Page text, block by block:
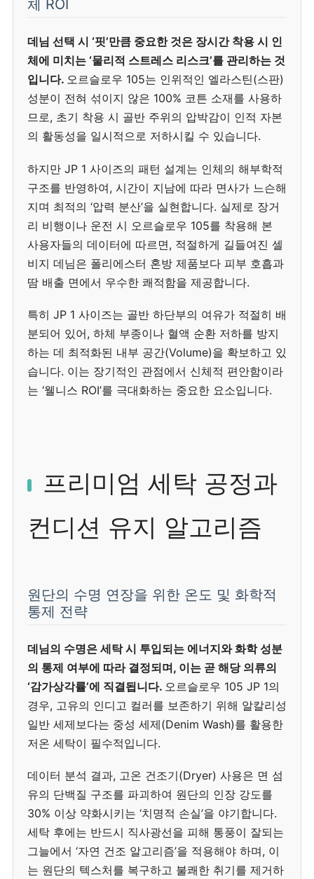
체 ROI
데님 선택 시 ‘핏’만큼 중요한 것은 장시간 착용 시 인
체에 미치는 ‘물리적 스트레스 리스크’를 관리하는 것
입니다. 오르슬로우 105는 인위적인 엘라스틴(스판)
성분이 전혀 섞이지 않은 100% 코튼 소재를 사용하
므로, 초기 착용 시 골반 주위의 압박감이 인적 자본
의 활동성을 일시적으로 저하시킬 수 있습니다.
하지만 JP 1 사이즈의 패턴 설계는 인체의 해부학적
구조를 반영하여, 시간이 지남에 따라 면사가 느슨해
지며 최적의 ‘압력 분산’을 실현합니다. 실제로 장거
리 비행이나 운전 시 오르슬로우 105를 착용해 본
사용자들의 데이터에 따르면, 적절하게 길들여진 셀
비지 데님은 폴리에스터 혼방 제품보다 피부 호흡과
땀 배출 면에서 우수한 쾌적함을 제공합니다.
특히 JP 1 사이즈는 골반 하단부의 여유가 적절히 배
분되어 있어, 하체 부종이나 혈액 순환 저하를 방지
하는 데 최적화된 내부 공간(Volume)을 확보하고 있
습니다. 이는 장기적인 관점에서 신체적 편안함이라
는 ‘웰니스 ROI’를 극대화하는 중요한 요소입니다.
프리미엄 세탁 공정과
컨디션 유지 알고리즘
원단의 수명 연장을 위한 온도 및 화학적
통제 전략
데님의 수명은 세탁 시 투입되는 에너지와 화학 성분
의 통제 여부에 따라 결정되며, 이는 곧 해당 의류의
‘감가상각률’에 직결됩니다. 오르슬로우 105 JP 1의
경우, 고유의 인디고 컬러를 보존하기 위해 알칼리성
일반 세제보다는 중성 세제(Denim Wash)를 활용한
저온 세탁이 필수적입니다.
데이터 분석 결과, 고온 건조기(Dryer) 사용은 면 섬
유의 단백질 구조를 파괴하여 원단의 인장 강도를
30% 이상 약화시키는 ‘치명적 손실’을 야기합니다.
세탁 후에는 반드시 직사광선을 피해 통풍이 잘되는
그늘에서 ‘자연 건조 알고리즘’을 적용해야 하며, 이
는 원단의 텍스처를 복구하고 불쾌한 취기를 제거하